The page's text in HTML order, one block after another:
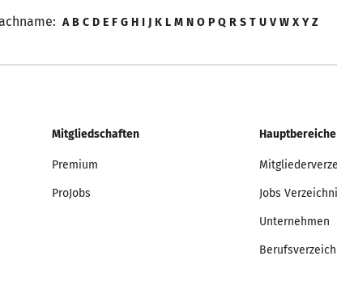
A B C D E F G H I J K L M N O P Q R S T U V W X Y Z
Mitgliedschaften
Premium
ProJobs
Hauptbereiche
Jobs
Unternehmen